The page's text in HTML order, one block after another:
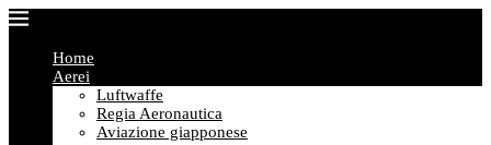
Home
Aerei
Luftwaffe
Regia Aeronautica
Aviazione giapponese